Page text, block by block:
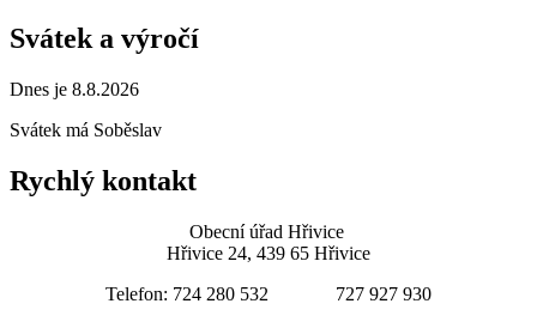
Svátek a výročí
Dnes je 8.8.2026
Svátek má Soběslav
Rychlý kontakt
Obecní úřad Hřivice
Hřivice 24, 439 65 Hřivice
Telefon: 724 280 532 727 927 930